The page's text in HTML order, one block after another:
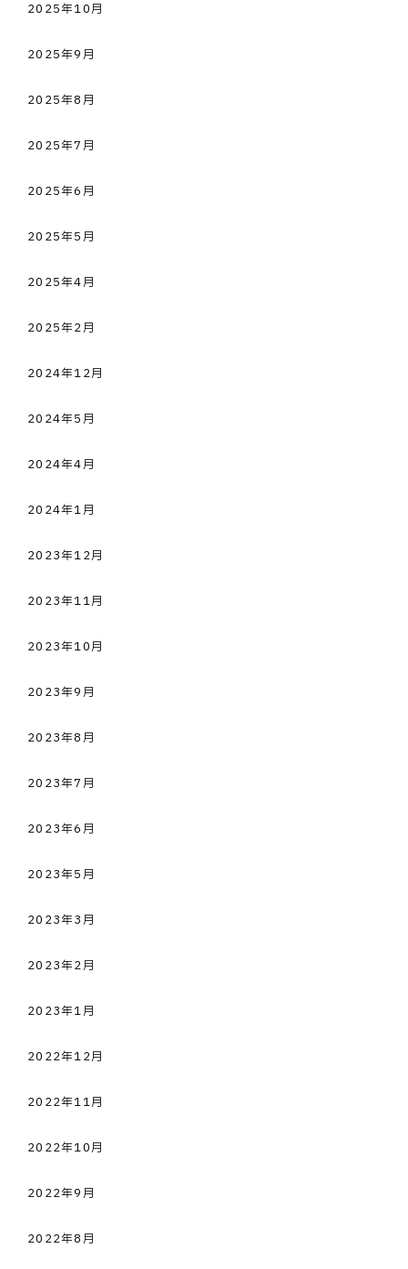
2025年10月
2025年9月
2025年8月
2025年7月
2025年6月
2025年5月
2025年4月
2025年2月
2024年12月
2024年5月
2024年4月
2024年1月
2023年12月
2023年11月
2023年10月
2023年9月
2023年8月
2023年7月
2023年6月
2023年5月
2023年3月
2023年2月
2023年1月
2022年12月
2022年11月
2022年10月
2022年9月
2022年8月